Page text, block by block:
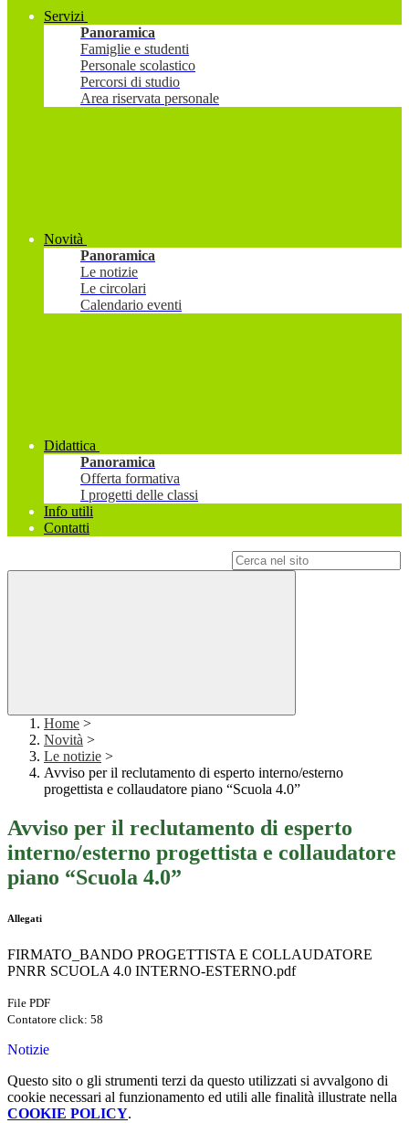
Servizi
Panoramica
Famiglie e studenti
Personale scolastico
Percorsi di studio
Area riservata personale
Novità
Panoramica
Le notizie
Le circolari
Calendario eventi
Didattica
Panoramica
Offerta formativa
I progetti delle classi
Info utili
Contatti
Home >
Novità >
Le notizie >
Avviso per il reclutamento di esperto interno/esterno
progettista e collaudatore piano “Scuola 4.0”
Avviso per il reclutamento di esperto
interno/esterno progettista e collaudatore
piano “Scuola 4.0”
Allegati
FIRMATO_BANDO PROGETTISTA E COLLAUDATORE
PNRR SCUOLA 4.0 INTERNO-ESTERNO.pdf
File PDF
Contatore click: 58
Notizie
Questo sito o gli strumenti terzi da questo utilizzati si avvalgono di
cookie necessari al funzionamento ed utili alle finalità illustrate nella
COOKIE POLICY.